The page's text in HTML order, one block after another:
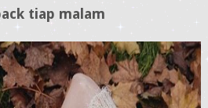
tiap malam